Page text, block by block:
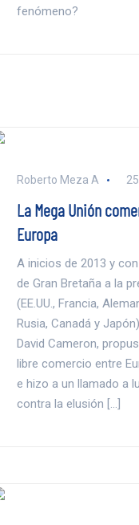
fenómeno?
Roberto Meza A
La Mega Unión
Europa
A inicios de 2013 y
de Gran Bretaña a la
(EE.UU., Francia,
Rusia, Canadá y
David Cameron,
libre comercio entre
e hizo a un llamado a
contra la elusión […]